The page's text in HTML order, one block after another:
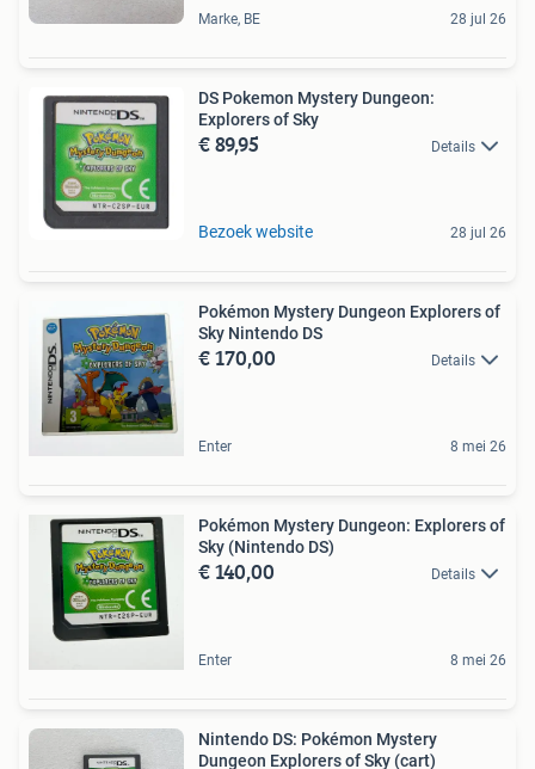
Marke, BE 28 jul 26
DS Pokemon Mystery Dungeon:
Explorers of Sky
€ 89,95 Details
Bezoek website 28 jul 26
Pokémon Mystery Dungeon Explorers of
Sky Nintendo DS
€ 170,00 Details
Enter 8 mei 26
Pokémon Mystery Dungeon: Explorers of
Sky (Nintendo DS)
€ 140,00 Details
Enter 8 mei 26
Nintendo DS: Pokémon Mystery
Dungeon Explorers of Sky (cart)